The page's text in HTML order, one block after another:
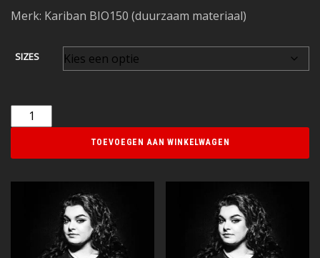
Merk: Kariban BIO150 (duurzaam materiaal)
SIZES
TOEVOEGEN AAN WINKELWAGEN